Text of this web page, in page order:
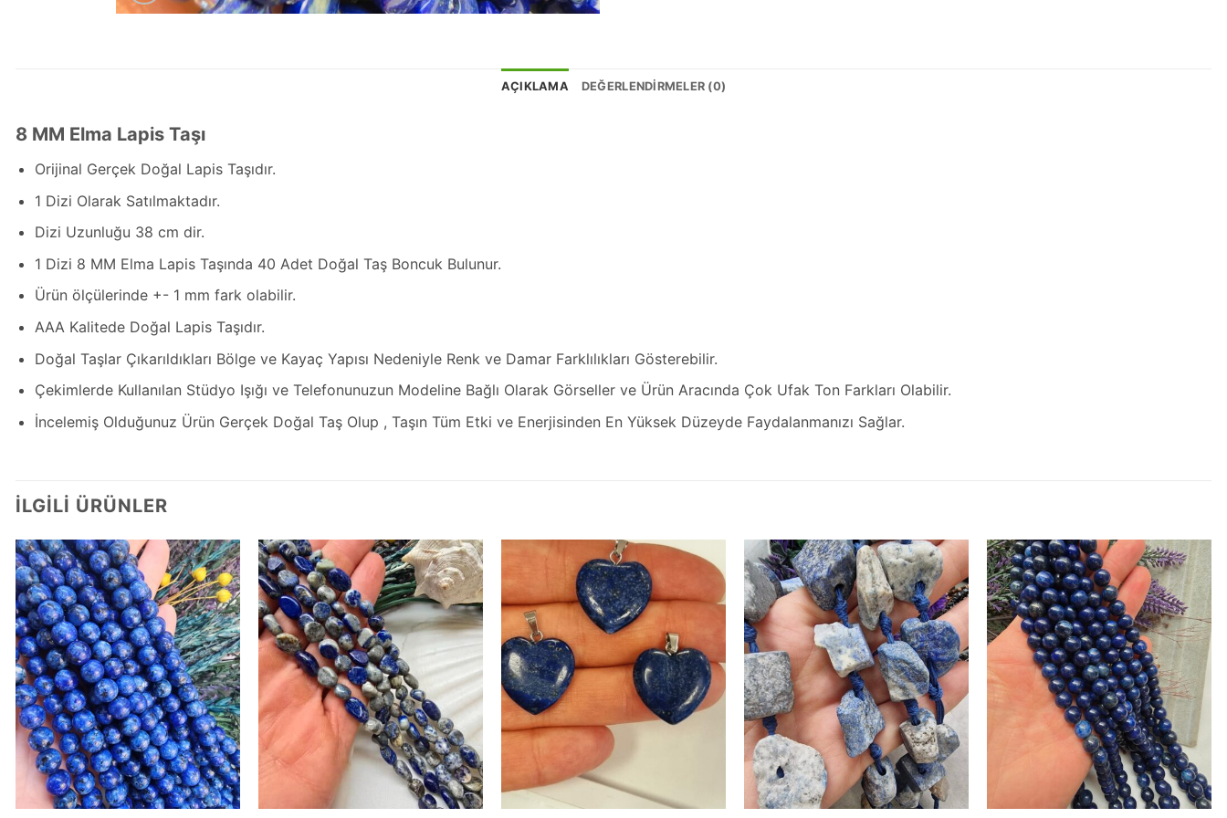
AÇIKLAMA DEĞERLENDIRMELER (0)
8 MM Elma Lapis Taşı
Orijinal Gerçek Doğal Lapis Taşıdır.
1 Dizi Olarak Satılmaktadır.
Dizi Uzunluğu 38 cm dir.
1 Dizi 8 MM Elma Lapis Taşında 40 Adet Doğal Taş Boncuk Bulunur.
Ürün ölçülerinde +- 1 mm fark olabilir.
AAA Kalitede Doğal Lapis Taşıdır.
Doğal Taşlar Çıkarıldıkları Bölge ve Kayaç Yapısı Nedeniyle Renk ve Damar Farklılıkları Gösterebilir.
Çekimlerde Kullanılan Stüdyo Işığı ve Telefonunuzun Modeline Bağlı Olarak Görseller ve Ürün Aracında Çok Ufak Ton Farkları Olabilir.
İncelemiş Olduğunuz Ürün Gerçek Doğal Taş Olup , Taşın Tüm Etki ve Enerjisinden En Yüksek Düzeyde Faydalanmanızı Sağlar.
İLGILI ÜRÜNLER